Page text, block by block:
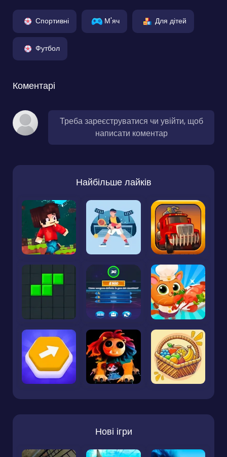
Спортивні М'яч Для дітей
Футбол
Коментарі
Треба зареєструватися чи увійти, щоб
написати коментар
Найбільше лайків
Нові ігри